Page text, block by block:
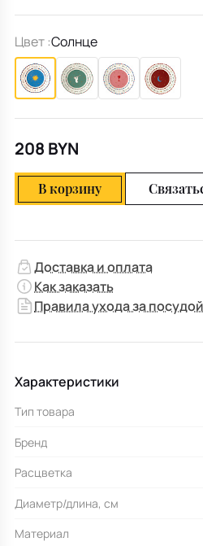
Цвет :Солнце
208 BYN
В корзину
Доставка и оплата
Как заказать
Правила ухода за посудой
Характеристики
Тип товара
Бренд
Расцветка
Диаметр/длина, см
Материал